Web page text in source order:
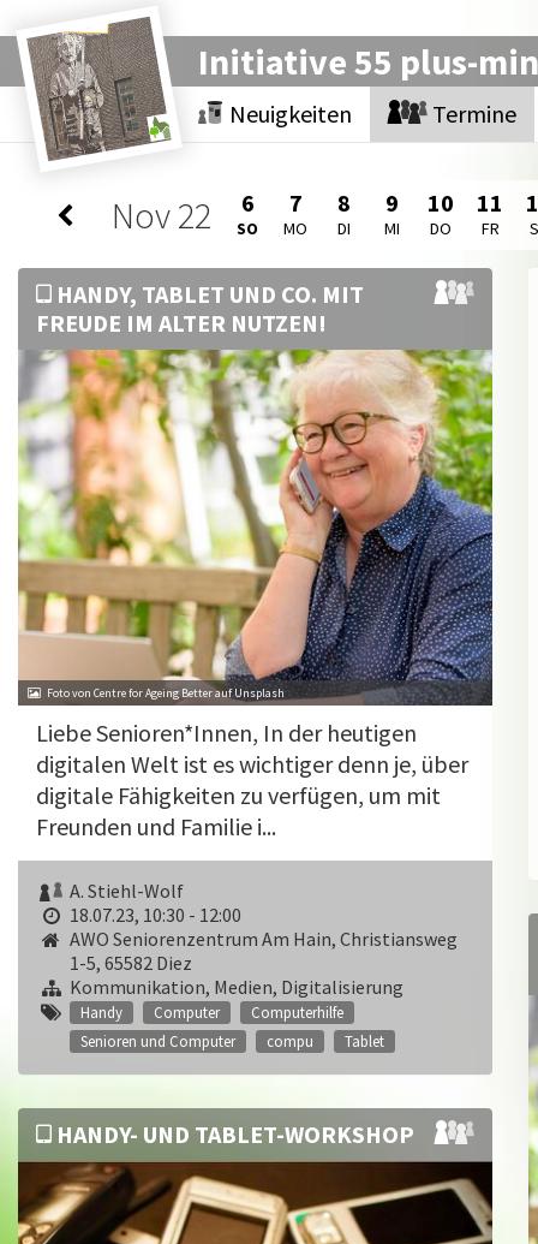
Initiative 55 plus-
Neuigkeiten Termine
Nov22 6
SO
7
MO
8
DI
9
MI
10
DO
11
FR
HANDY, TABLET UND CO. MIT
FREUDE IM ALTER NUTZEN!
Foto von Centre for Ageing Better auf Unsplash
Liebe Senioren*Innen, In der heutigen
digitalen Welt ist es wichtiger denn je, über
digitale Fähigkeiten zu verfügen, um mit
Freunden und Familie i...
A. Stiehl-Wolf
18.07.23, 10:30 - 12:00
AWO Seniorenzentrum Am Hain, Christiansweg
1-5, 65582 Diez
Kommunikation, Medien, Digitalisierung
Handy Computer
Computerhilfe
Senioren und Computer
compu Tablet
HANDY- UND TABLET-WORKSHOP